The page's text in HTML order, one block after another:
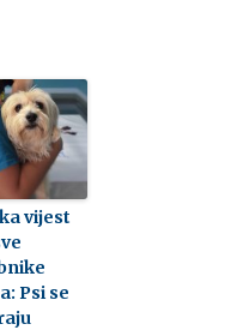
vijest
Psi se